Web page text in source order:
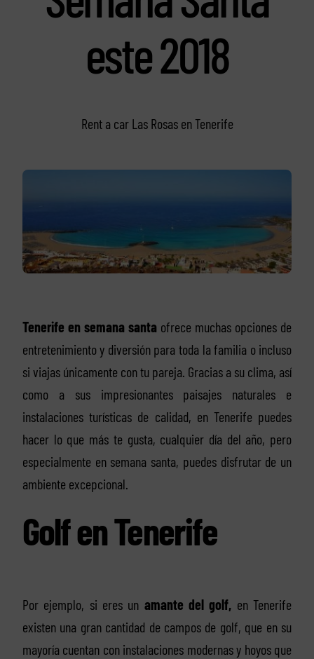
este 2018
Rent a car Las Rosas en Tenerife
Tenerife en semana santa ofrece muchas opciones de
entretenimiento y diversión para toda la familia o incluso
si viajas únicamente con tu pareja. Gracias a su clima, así
como a sus impresionantes paisajes naturales e
instalaciones turísticas de calidad, en Tenerife puedes
hacer lo que más te gusta, cualquier día del año, pero
especialmente en semana santa, puedes disfrutar de un
ambiente excepcional.
Golf en Tenerife
Por ejemplo, si eres un amante del golf, en Tenerife
existen una gran cantidad de campos de golf, que en su
mayoría cuentan con instalaciones modernas y hoyos que